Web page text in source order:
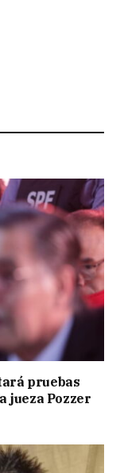
pruebas
jueza Pozzer